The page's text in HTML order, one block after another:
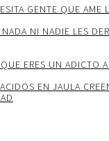
GENTE QUE AME
NI NADIE LES
ERES UN ADICTO
EN JAULA